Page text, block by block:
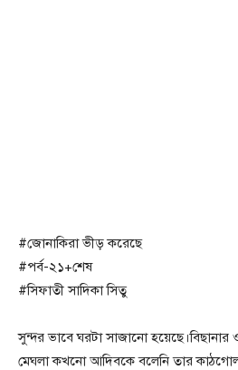
#জোনাকিরা ভীড় করেছে
#পর্ব-২১+শেষ
#সিফাতী সাদিকা সিতু
সুন্দর ভাবে ঘরটা সাজানো
মেঘলা কখনো আদিবকে বলেনি তার